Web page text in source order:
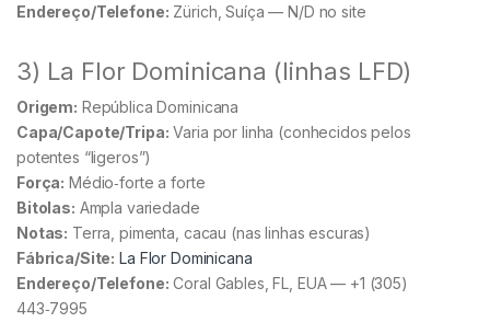
Endereço/Telefone: Zürich, Suíça — N/D no site
3) La Flor Dominicana (linhas LFD)
Origem: República Dominicana
Capa/Capote/Tripa: Varia por linha (conhecidos pelos
potentes “ligeros”)
Força: Médio‑forte a forte
Bitolas: Ampla variedade
Notas: Terra, pimenta, cacau (nas linhas escuras)
Fábrica/Site: La Flor Dominicana
Endereço/Telefone: Coral Gables, FL, EUA — +1 (305)
443‑7995